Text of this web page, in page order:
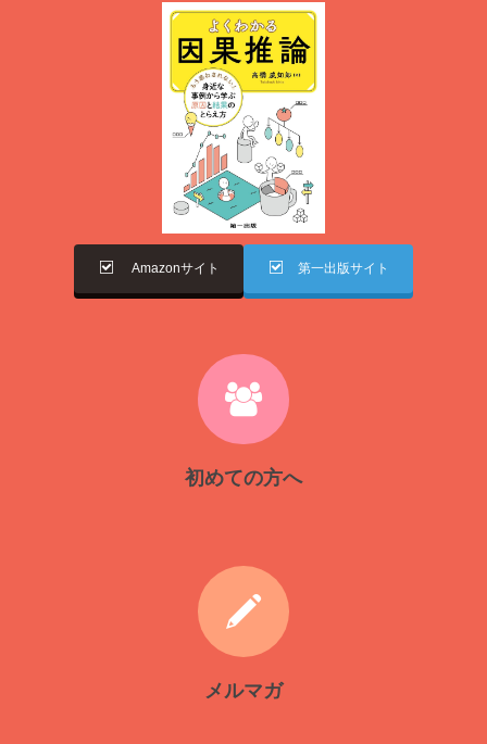
Amazonサイト 第一出版サイト
初めての方へ
メルマガ